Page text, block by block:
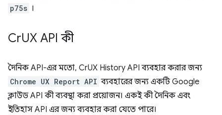
p75s ।
CrUX API কী
দৈনিক API-এর মতো, CrUX History API ব্যবহার করার জন্য
Chrome UX Report API ব্যবহারের জন্য একটি Google
ক্লাউড API কী ব্যবস্থা করা প্রয়োজন। একই কী দৈনিক এবং
ইতিহাস API এর জন্য ব্যবহার করা যেতে পারে।